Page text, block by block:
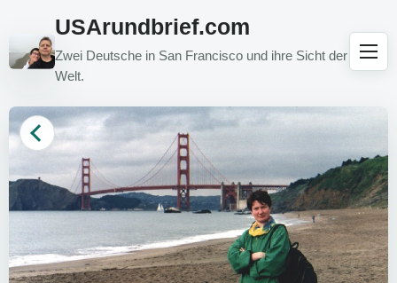
USArundbrief.com
Zwei Deutsche in San Francisco und ihre Sicht der
Welt.